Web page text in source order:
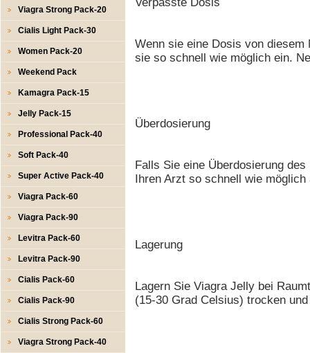
Viagra Strong Pack-20
Cialis Light Pack-30
Women Pack-20
Weekend Pack
Kamagra Pack-15
Jelly Pack-15
Professional Pack-40
Soft Pack-40
Super Active Pack-40
Viagra Pack-60
Viagra Pack-90
Levitra Pack-60
Levitra Pack-90
Cialis Pack-60
Cialis Pack-90
Cialis Strong Pack-60
Viagra Strong Pack-40
Wenn sie eine Dosis von diesem
sie so schnell wie möglich ein.
Überdosierung
Falls Sie eine Überdosierung
Ihren Arzt so schnell wie möglich
Lagerung
Lagern Sie Viagra Jelly bei
(15-30 Grad Celsius) trocken